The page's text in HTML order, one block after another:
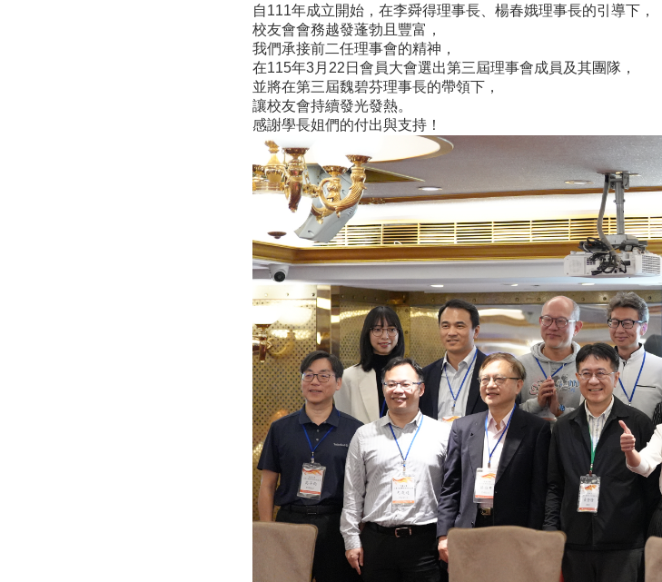
自111年成立開始，在李舜得理事長、楊春娥理事長的引導下，
校友會會務越發蓬勃且豐富，
我們承接前二任理事會的精神，
在115年3月22日會員大會選出第三屆理事會成員及其團隊，
並將在第三屆魏碧芬理事長的帶領下，
讓校友會持續發光發熱。
感謝學長姐們的付出與支持！